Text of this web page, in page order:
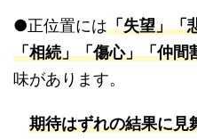
●正位置には「失望」「
「相続」「傷心」「仲間
味があります。
期待はずれの結果に見